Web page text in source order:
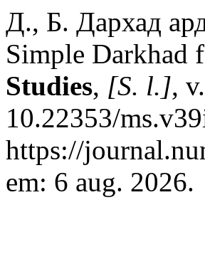
Д., Б. Дархад
Simple Darkhad
Studies, [S. l.],
10.22353/
https://
em: 6 aug. 2026.